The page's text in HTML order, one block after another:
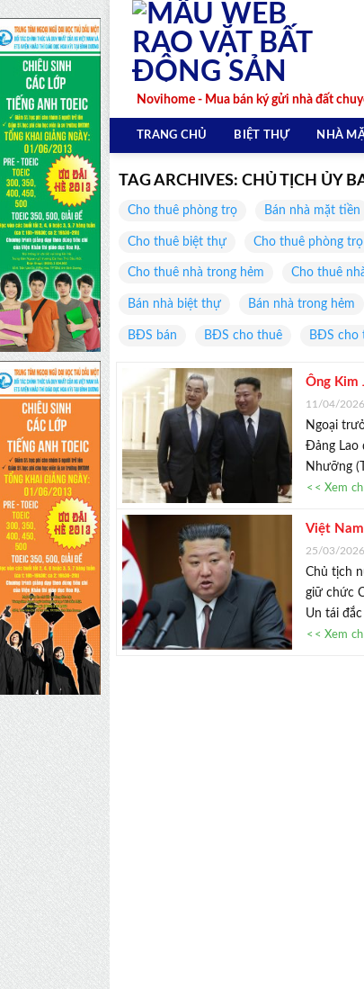
Skip
content
Novihome - Mua bán ký gửi nhà đất
TRANG CHỦ BIỆT THỰ NHÀ
TAG ARCHIVES: CHỦ TỊCH ỦY
Cho thuê phòng trọ Bán nhà mặt tiền
Cho thuê biệt thự Cho thuê phòng trọ
Cho thuê nhà trong hẻm Cho thuê
Bán nhà biệt thự Bán nhà trong hẻm
BĐS bán BĐS cho thuê BĐS cho
Ông Kim
11/04/2026
Ngoại
Đảng Lao
Nhưỡng
<< Xem
Việt
25/03/2026
Chủ tịch
giữ chức
Un tái
<< Xem